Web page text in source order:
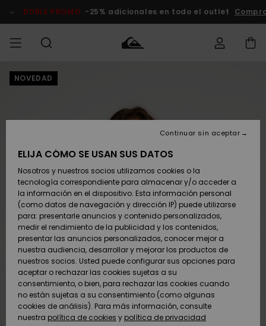
del
DOBLE PROMO -25% adicionales en todo el outlet
HOMBRE
Zapatos y
chanclas
Surf
Snow
Novedades
Zapatos y
chanclas
Surf
Snow
Novedades
Destacados
Snow
SURF
Highlights
Comunidad
SNOW
Hombre
Snow Niños
Tienda
Snow Mujer
Destacados
Comunidad
DOBLE
PROMO
Outlet
Mujer
AYUDA &
CONTACTO
Envio
Devoluciones
Pago
Tarjeta de
regalo
Quiksilver
Freedom
Protección de
datos
personales
NOVEDAD
ELIJA CÓMO SE USAN SUS DATOS
Nosotros y nuestros socios utilizamos cookies o la
tecnología correspondiente para almacenar y/o acceder a
la información en el dispositivo. Esta información personal
(como datos de navegación y dirección IP) puede utilizarse
para: presentarle anuncios y contenido personalizados,
medir el rendimiento de la publicidad y los contenidos,
presentar las anuncios personalizados, conocer mejor a
nuestra audiencia, desarrollar y mejorar los productos de
nuestros socios. Usted puede configurar sus opciones para
aceptar o rechazar las cookies sujetas a su
consentimiento, o bien, para rechazar las cookies cuando
no están sujetas a su consentimiento (como algunas
cookies de análisis). Para más información, consulte
nuestra política de cookies y política de privacidad
Continuar sin aceptar